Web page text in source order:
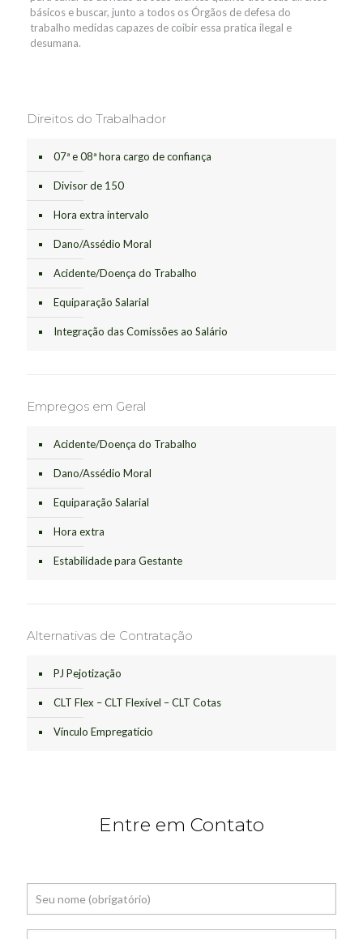
básicos e buscar, junto a todos os Órgãos de defesa do
trabalho medidas capazes de coibir essa pratica ilegal e
desumana.
Direitos do Trabalhador
07ª e 08ª hora cargo de confiança
Divisor de 150
Hora extra intervalo
Dano/Assédio Moral
Acidente/Doença do Trabalho
Equiparação Salarial
Integração das Comissões ao Salário
Empregos em Geral
Acidente/Doença do Trabalho
Dano/Assédio Moral
Equiparação Salarial
Hora extra
Estabilidade para Gestante
Alternativas de Contratação
PJ Pejotização
CLT Flex – CLT Flexível – CLT Cotas
Vínculo Empregatício
Entre em Contato